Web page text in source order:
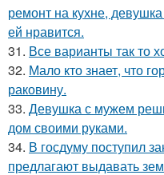
ремонт на кухне,
ей нравится.
31. Все варианты так то
32. Мало кто знает, что
раковину.
33. Девушка с мужем
дом своими руками.
34. В госдуму поступил
предлагают выдавать